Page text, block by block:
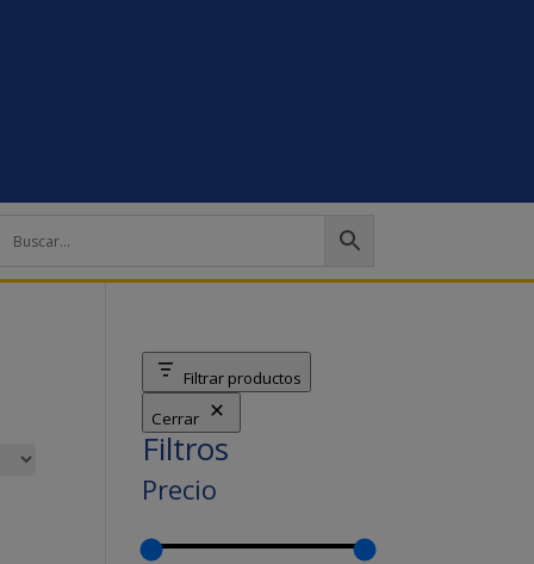
Filtrar productos
Cerrar
Filtros
Precio